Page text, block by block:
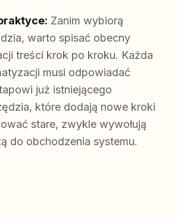
Zanim wybiorą
warto spisać obecny
treści krok po kroku. Każda
musi odpowiadać
już istniejącego
które dodają nowe kroki
stare, zwykle wywołują
do obchodzenia systemu.